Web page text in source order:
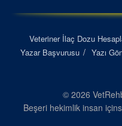
Veteriner İlaç Dozu
Yazar Başvurusu
Yazı
© 2026
Beşeri hekimlik insan